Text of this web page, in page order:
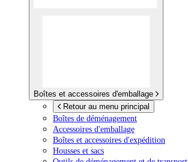
Boîtes et accessoires d'emballage
Retour au menu principal
Boîtes de déménagement
Accessoires d'emballage
Boîtes et accessoires d'expédition
Housses et sacs